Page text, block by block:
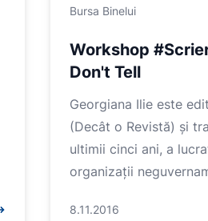
Bursa Binelui
Workshop
Don't Tell
Georgiana Ilie este
(Decât o Revistă) și
ultimii cinci ani, a
organizații
8.11.2016